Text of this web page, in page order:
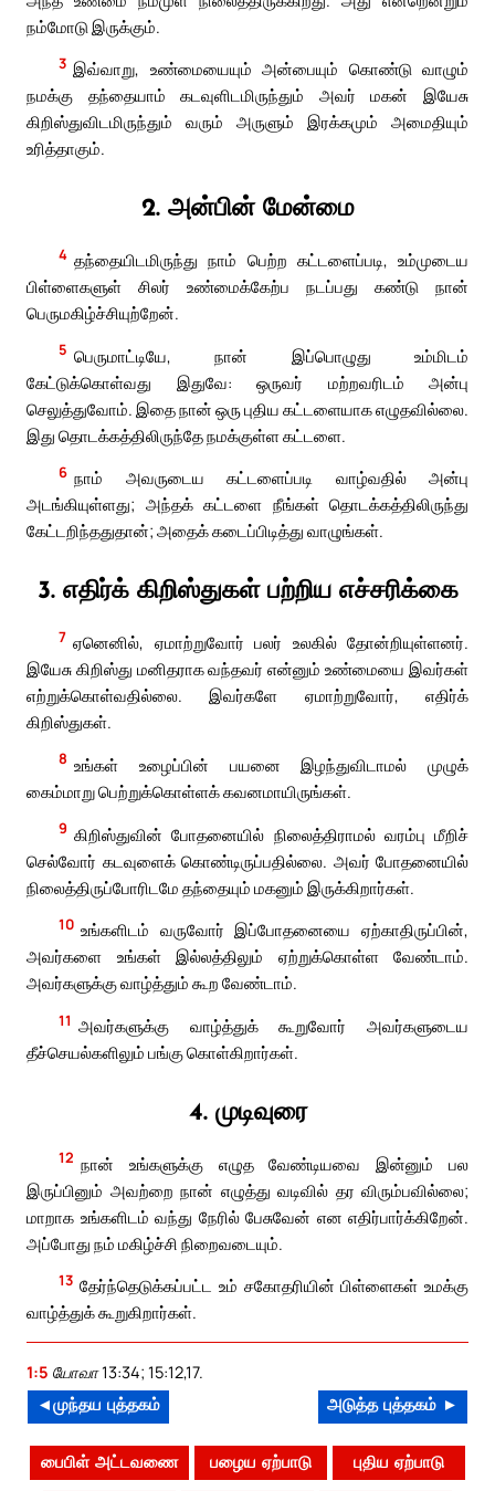
நம்மோடு இருக்கும்.
3 இவ்வாறு, உண்மையையும் அன்பையும் கொண்டு வாழும்
நமக்கு தந்தையாம் கடவுளிடமிருந்தும் அவர் மகன் இயேசு
கிறிஸ்துவிடமிருந்தும் வரும் அருளும் இரக்கமும் அமைதியும்
உரித்தாகும்.
2. அன்பின் மேன்மை
4 தந்தையிடமிருந்து நாம் பெற்ற கட்டளைப்படி, உம்முடைய
பிள்ளைகளுள் சிலர் உண்மைக்கேற்ப நடப்பது கண்டு நான்
பெருமகிழ்ச்சியுற்றேன்.
5 பெருமாட்டியே, நான் இப்பொழுது உம்மிடம்
கேட்டுக்கொள்வது இதுவே: ஒருவர் மற்றவரிடம் அன்பு
செலுத்துவோம். இதை நான் ஒரு புதிய கட்டளையாக எழுதவில்லை.
இது தொடக்கத்திலிருந்தே நமக்குள்ள கட்டளை.
6 நாம் அவருடைய கட்டளைப்படி வாழ்வதில் அன்பு
அடங்கியுள்ளது; அந்தக் கட்டளை நீங்கள் தொடக்கத்திலிருந்து
கேட்டறிந்ததுதான்; அதைக் கடைப்பிடித்து வாழுங்கள்.
3. எதிர்க் கிறிஸ்துகள் பற்றிய எச்சரிக்கை
7 ஏனெனில், ஏமாற்றுவோர் பலர் உலகில் தோன்றியுள்ளனர்.
இயேசு கிறிஸ்து மனிதராக வந்தவர் என்னும் உண்மையை இவர்கள்
எற்றுக்கொள்வதில்லை. இவர்களே ஏமாற்றுவோர், எதிர்க்
கிறிஸ்துகள்.
8 உங்கள் உழைப்பின் பயனை இழந்துவிடாமல் முழுக்
கைம்மாறு பெற்றுக்கொள்ளக் கவனமாயிருங்கள்.
9 கிறிஸ்துவின் போதனையில் நிலைத்திராமல் வரம்பு மீறிச்
செல்வோர் கடவுளைக் கொண்டிருப்பதில்லை. அவர் போதனையில்
நிலைத்திருப்போரிடமே தந்தையும் மகனும் இருக்கிறார்கள்.
10 உங்களிடம் வருவோர் இப்போதனையை ஏற்காதிருப்பின்,
அவர்களை உங்கள் இல்லத்திலும் ஏற்றுக்கொள்ள வேண்டாம்.
அவர்களுக்கு வாழ்த்தும் கூற வேண்டாம்.
11 அவர்களுக்கு வாழ்த்துக் கூறுவோர் அவர்களுடைய
தீச்செயல்களிலும் பங்கு கொள்கிறார்கள்.
4. முடிவுரை
12 நான் உங்களுக்கு எழுத வேண்டியவை இன்னும் பல
இருப்பினும் அவற்றை நான் எழுத்து வடிவில் தர விரும்பவில்லை;
மாறாக உங்களிடம் வந்து நேரில் பேசுவேன் என எதிர்பார்க்கிறேன்.
அப்போது நம் மகிழ்ச்சி நிறைவடையும்.
13 தேர்ந்தெடுக்கப்பட்ட உம் சகோதரியின் பிள்ளைகள் உமக்கு
வாழ்த்துக் கூறுகிறார்கள்.
1:5 யோவா 13:34; 15:12,17.
◄முந்தய புத்தகம் அடுத்த புத்தகம் ►
பைபிள் அட்டவணை பழைய ஏற்பாடு புதிய ஏற்பாடு